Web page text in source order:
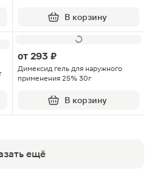
В корзину
от 293 ₽
Димексид гель для наружного
применения 25% 30г
В корзину
ещё